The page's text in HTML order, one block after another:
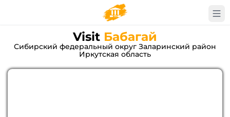
Visit Бабагай
Сибирский федеральный округ Заларинский район
Иркутская область